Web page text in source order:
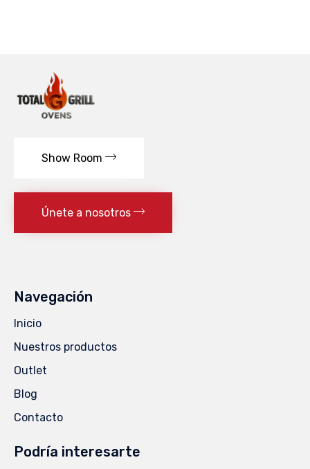
Show Room
Únete a nosotros
Navegación
Inicio
Nuestros productos
Outlet
Blog
Contacto
Podría interesarte